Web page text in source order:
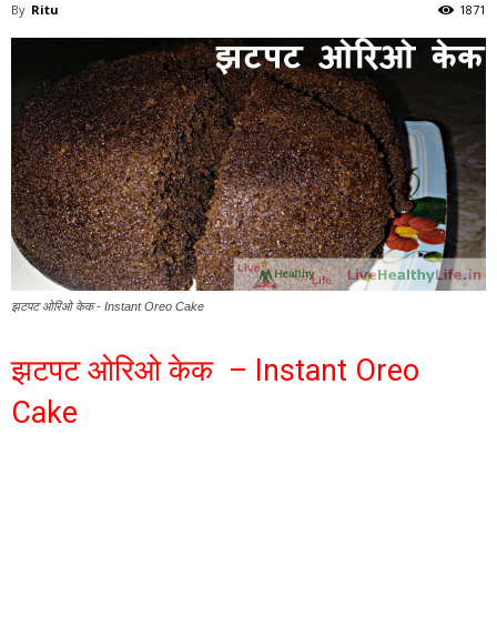
By Ritu 1871
झटपट ओरिओ केक - Instant Oreo Cake
झटपट ओरिओ केक – Instant Oreo
Cake